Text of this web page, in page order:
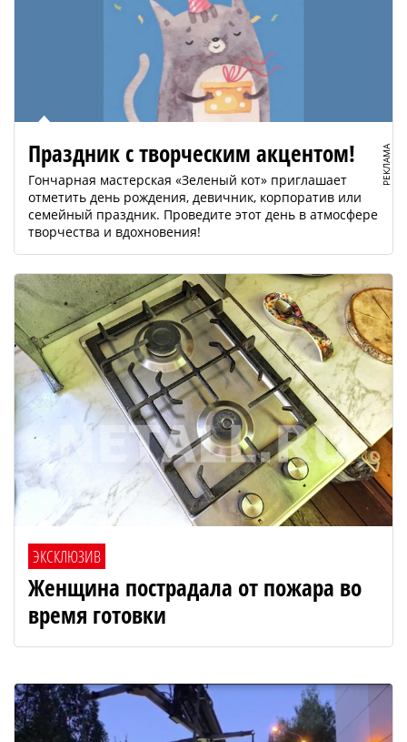
РЕКЛАМА
Праздник с творческим акцентом!
Гончарная мастерская «Зеленый кот» приглашает
отметить день рождения, девичник, корпоратив или
семейный праздник. Проведите этот день в атмосфере
творчества и вдохновения!
ЭКСКЛЮЗИВ
Женщина пострадала от пожара во
время готовки